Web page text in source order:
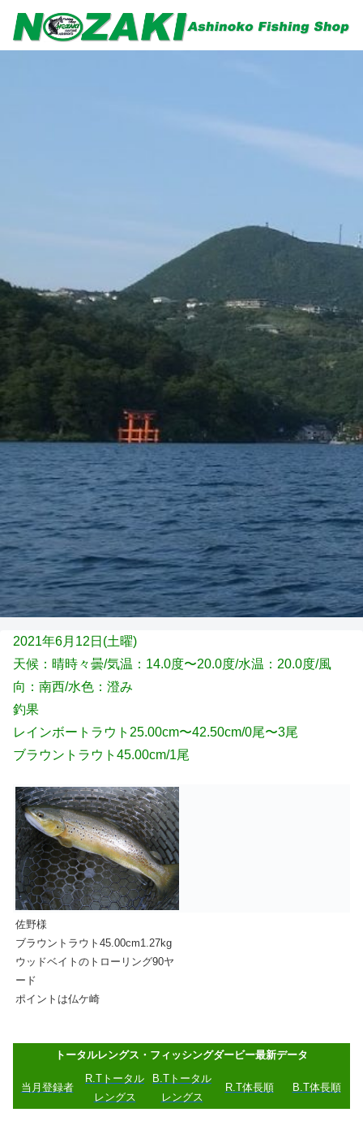
2021年6月12日(土曜)
天候：晴時々曇/気温：14.0度〜20.0度/水温：20.0度/風
向：南西/水色：澄み
釣果
レインボートラウト25.00cm〜42.50cm/0尾〜3尾
ブラウントラウト45.00cm/1尾
佐野様
ブラウントラウト45.00cm1.27kg
ウッドベイトのトローリング90ヤ
ード
ポイントは仏ケ崎
トータルレングス・フィッシングダービー最新データ
当月登録者
R.Tトータル
レングス
B.Tトータル
レングス
R.T体長順 B.T体長順